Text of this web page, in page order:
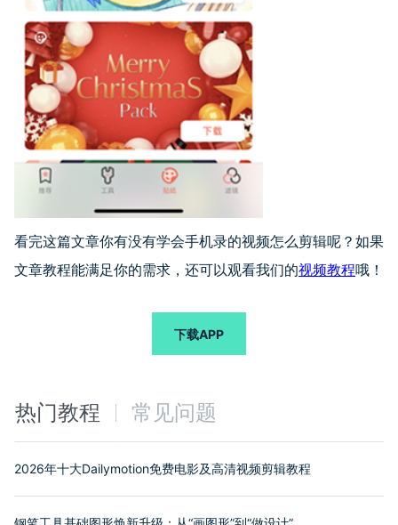
看完这篇文章你有没有学会手机录的视频怎么剪辑呢？如果
文章教程能满足你的需求，还可以观看我们的视频教程哦！
下载APP
热门教程 常见问题
2026年十大Dailymotion免费电影及高清视频剪辑教程